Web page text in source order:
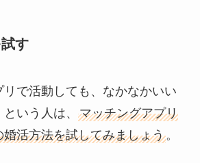
す
リで活動しても、なかなかいい
いう人は、 マッチングアプリ
活方法を試してみましょう。